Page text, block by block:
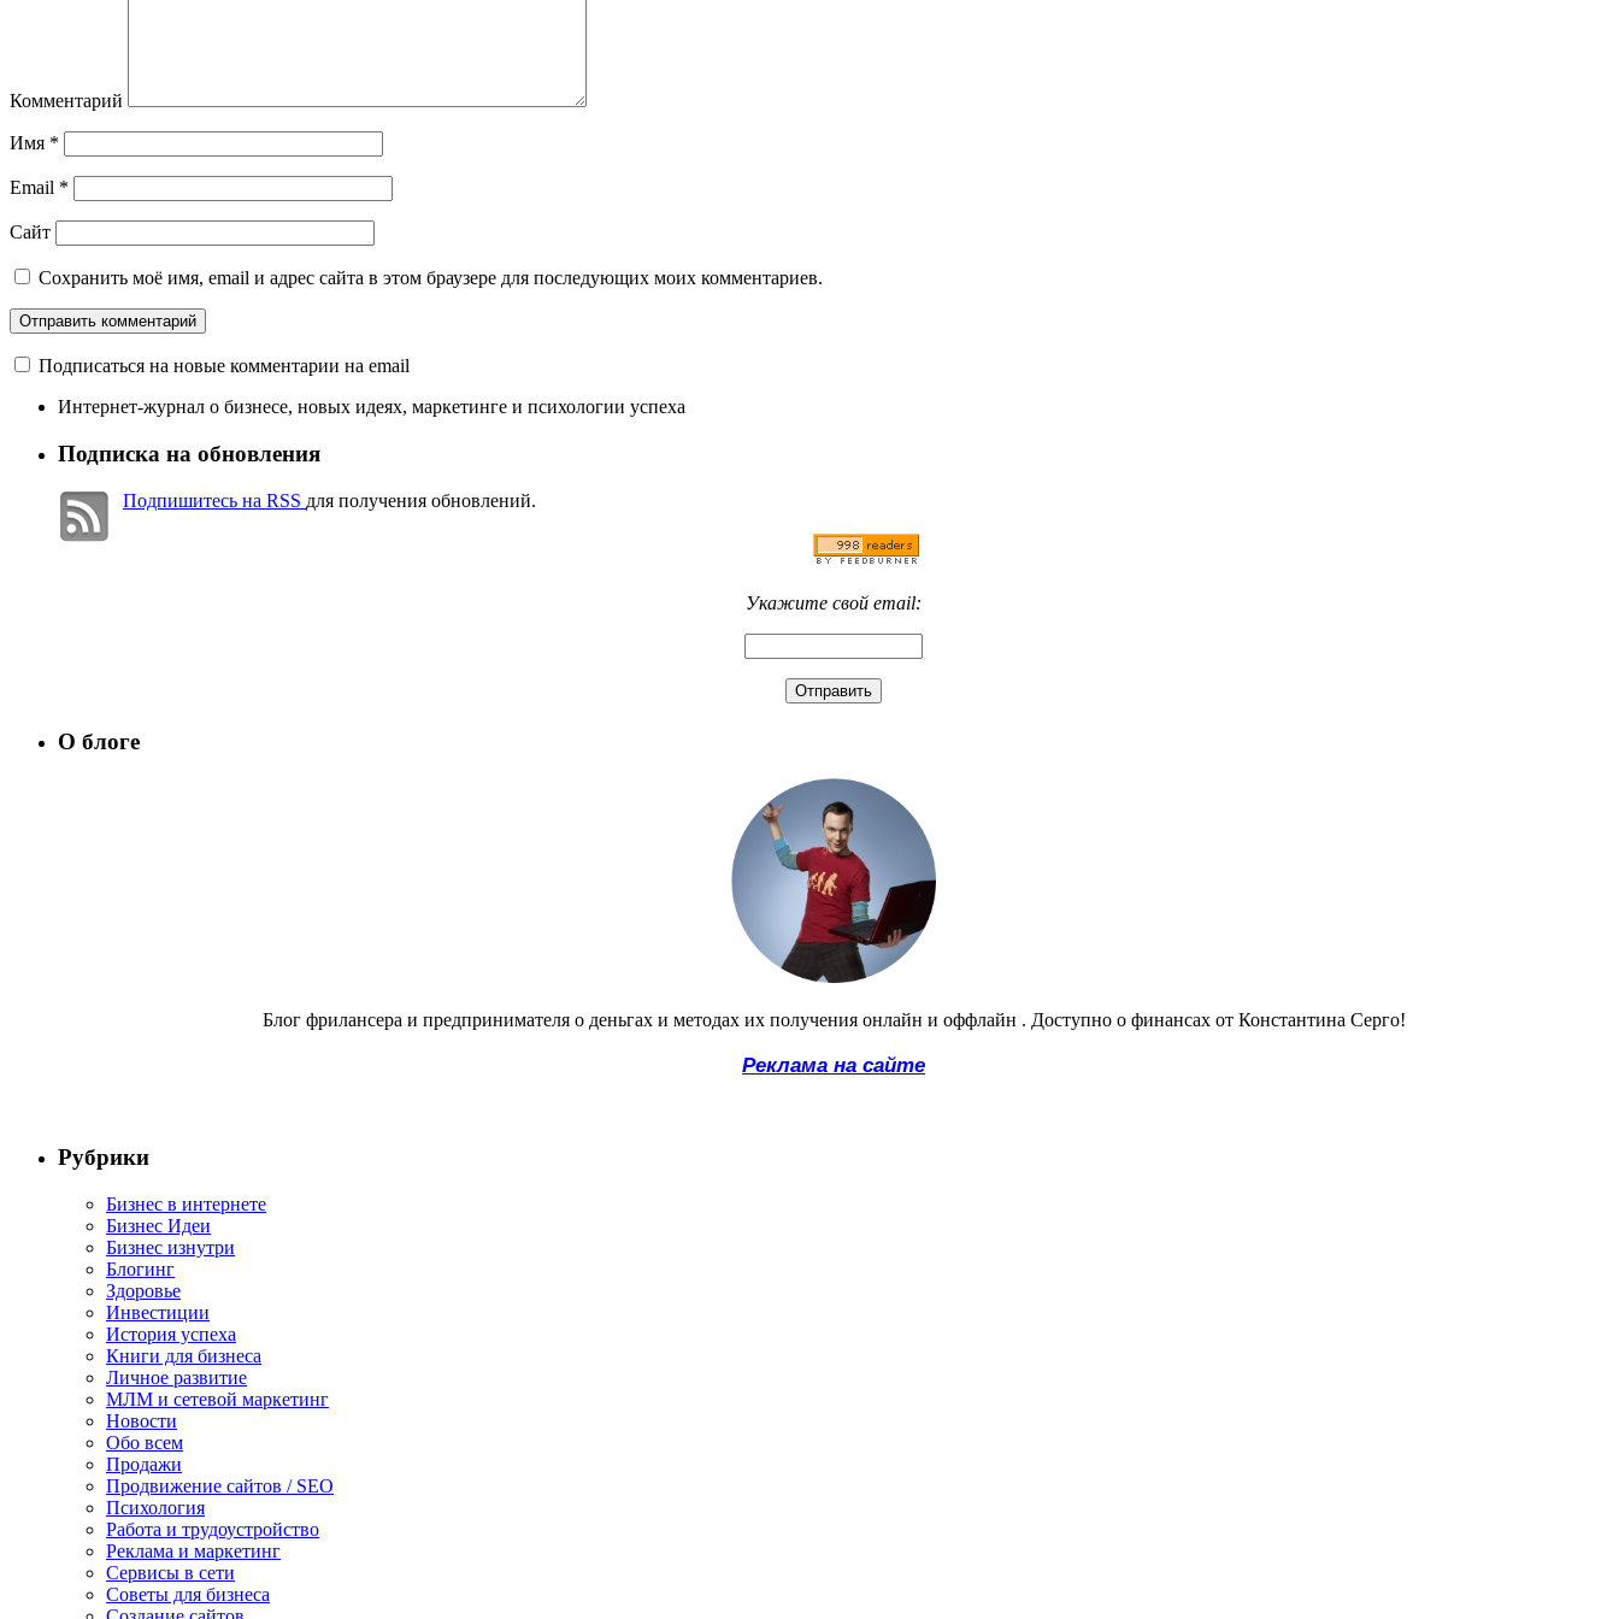
Комментарий
Имя *
Email *
Сайт
Сохранить моё имя, email и адрес сайта в этом браузере для последующих моих комментариев.
Подписаться на новые комментарии на email
Интернет-журнал о бизнесе, новых идеях, маркетинге и психологии успеха
Подписка на обновления
Подпишитесь на RSS для получения обновлений.
Укажите свой email:
О блоге
Блог фрилансера и предпринимателя о деньгах и методах их получения онлайн и оффлайн . Доступно о финансах от Константина Серго!
Реклама на сайте
Рубрики
Бизнес в интернете
Бизнес Идеи
Бизнес изнутри
Блогинг
Здоровье
Инвестиции
История успеха
Книги для бизнеса
Личное развитие
МЛМ и сетевой маркетинг
Новости
Обо всем
Продажи
Продвижение сайтов / SEO
Психология
Работа и трудоустройство
Реклама и маркетинг
Сервисы в сети
Советы для бизнеса